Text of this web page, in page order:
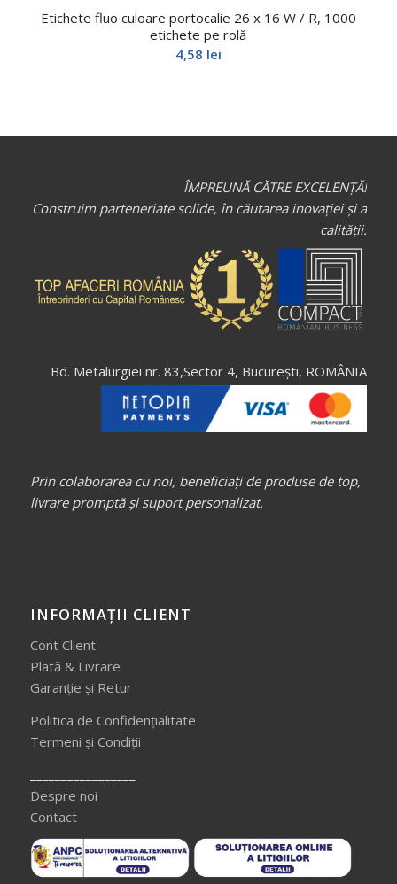
Etichete fluo culoare portocalie 26 x 16 W / R, 1000
etichete pe rolă
4,58 lei
ÎMPREUNĂ CĂTRE EXCELENȚĂ!
Construim parteneriate solide, în căutarea inovației și a
calității.
Bd. Metalurgiei nr. 83,Sector 4, București, ROMÂNIA
Prin colaborarea cu noi, beneficiați de produse de top,
livrare promptă și suport personalizat.
INFORMAȚII CLIENT
Cont Client
Plată & Livrare
Garanție și Retur
Politica de Confidențialitate
Termeni și Condiții
Despre noi
Contact